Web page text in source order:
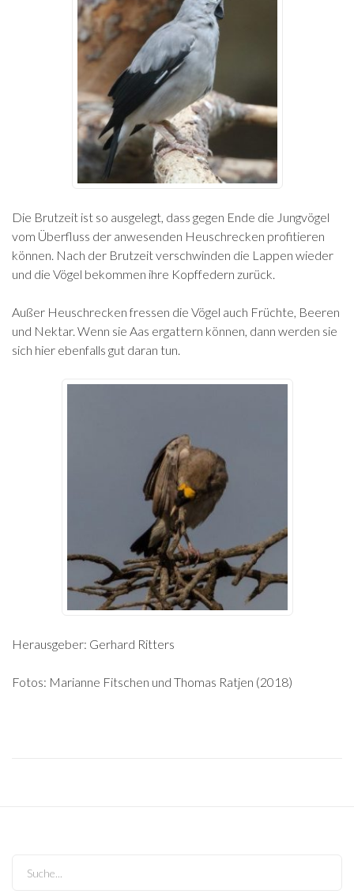
Die Brutzeit ist so ausgelegt, dass gegen Ende die Jungvögel
vom Überfluss der anwesenden Heuschrecken profitieren
können. Nach der Brutzeit verschwinden die Lappen wieder
und die Vögel bekommen ihre Kopffedern zurück.
Außer Heuschrecken fressen die Vögel auch Früchte, Beeren
und Nektar. Wenn sie Aas ergattern können, dann werden sie
sich hier ebenfalls gut daran tun.
Herausgeber: Gerhard Ritters
Fotos: Marianne Fitschen und Thomas Ratjen (2018)